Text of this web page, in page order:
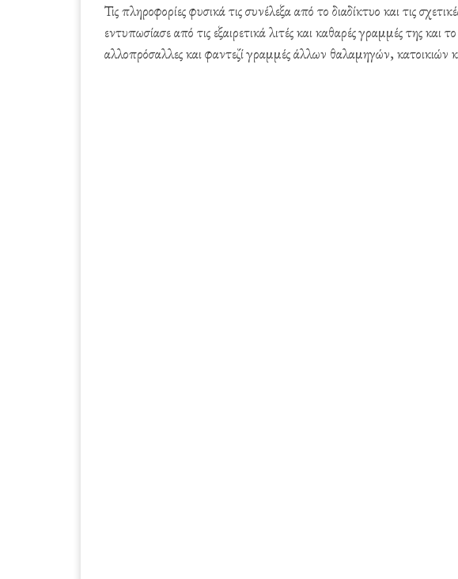
Τις πληροφορίες φυσικά τις συνέλεξα από το διαδίκτυο και τις
εντυπωσίασε από τις εξαιρετικά λιτές και καθαρές γραμμές της
αλλοπρόσαλλες και φαντεζί γραμμές άλλων θαλαμηγών, κατοικιών